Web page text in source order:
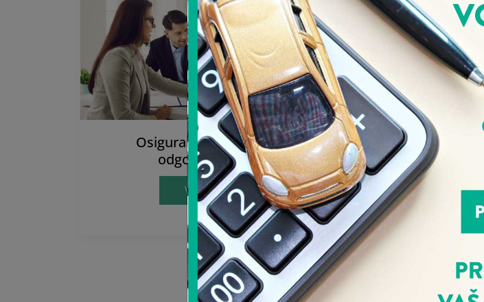
Osiguranje od opšte
odgovornosti
Više
Osiguranje od
prevoznika u